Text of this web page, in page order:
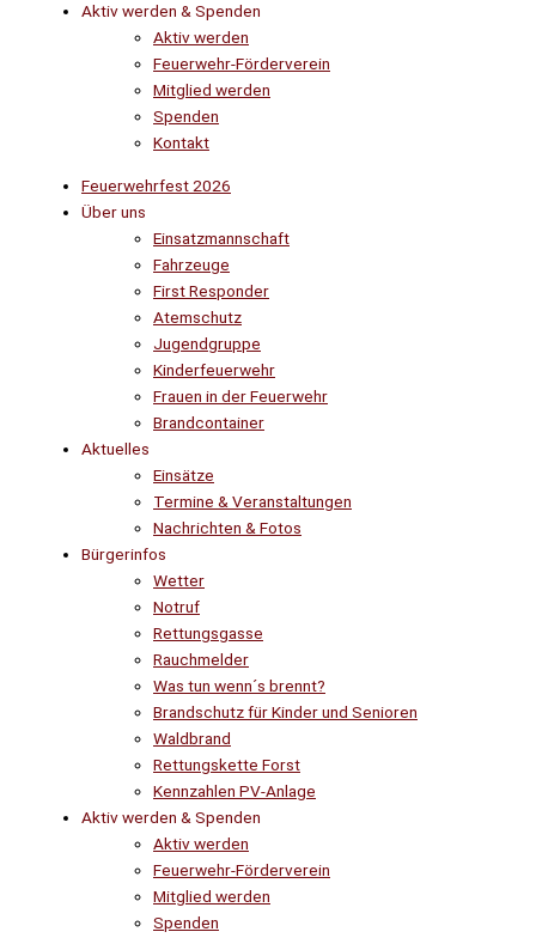
Aktiv werden & Spenden
Aktiv werden
Feuerwehr-Förderverein
Mitglied werden
Spenden
Kontakt
Feuerwehrfest 2026
Über uns
Einsatzmannschaft
Fahrzeuge
First Responder
Atemschutz
Jugendgruppe
Kinderfeuerwehr
Frauen in der Feuerwehr
Brandcontainer
Aktuelles
Einsätze
Termine & Veranstaltungen
Nachrichten & Fotos
Bürgerinfos
Wetter
Notruf
Rettungsgasse
Rauchmelder
Was tun wenn´s brennt?
Brandschutz für Kinder und Senioren
Waldbrand
Rettungskette Forst
Kennzahlen PV-Anlage
Aktiv werden & Spenden
Aktiv werden
Feuerwehr-Förderverein
Mitglied werden
Spenden